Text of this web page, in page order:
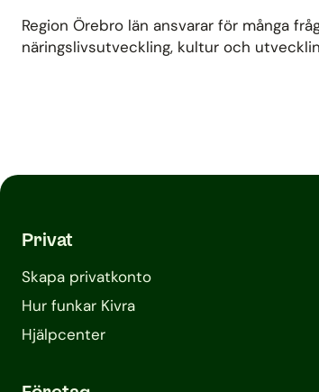
Region Örebro län ansvarar för många
näringslivsutveckling, kultur och
Privat
Skapa privatkonto
Hur funkar Kivra
Hjälpcenter